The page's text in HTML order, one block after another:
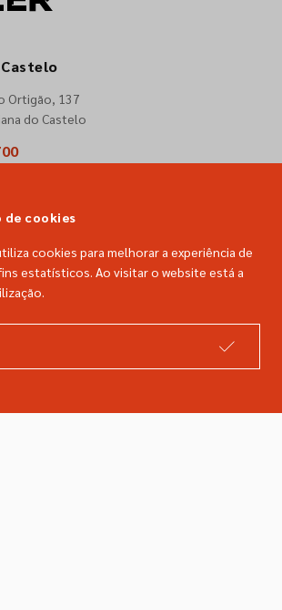
Ortigão, 137
do Castelo
cookies
cookies para melhorar a experiência de
estatísticos. Ao visitar o website está a